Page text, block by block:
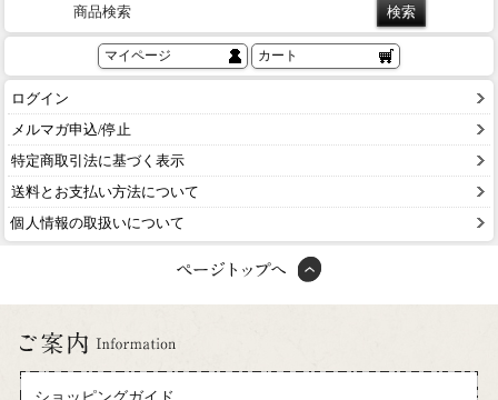
商品検索
マイページ カート
ログイン
メルマガ申込/停止
特定商取引法に基づく表示
送料とお支払い方法について
個人情報の取扱いについて